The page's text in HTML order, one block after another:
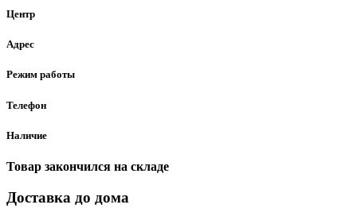
Центр
Адрес
Режим работы
Телефон
Наличие
Товар закончился на складе
Доставка до дома